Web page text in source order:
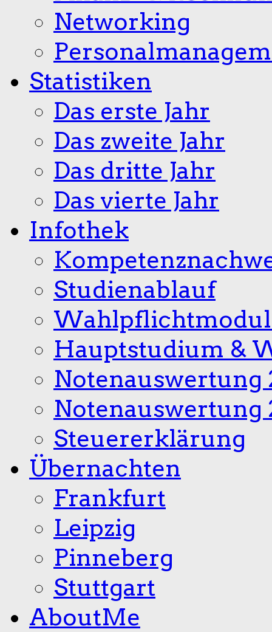
Networking
Statistiken
Das erste Jahr
Das zweite Jahr
Das dritte Jahr
Das vierte Jahr
Infothek
Studienablauf
Hauptstudium &
Notenauswertung
Notenauswertung
Steuererklärung
Übernachten
Frankfurt
Leipzig
Pinneberg
Stuttgart
AboutMe